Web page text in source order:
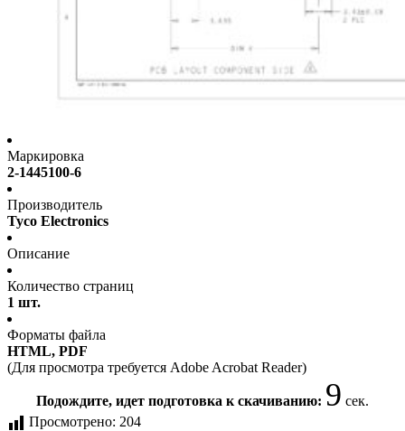
Маркировка
2-1445100-6
Производитель
Tyco Electronics
Описание
Количество страниц
1 шт.
Форматы файла
HTML, PDF
(Для просмотра требуется Adobe Acrobat Reader)
Подождите, идет подготовка к скачиванию: 9 сек.
Просмотрено: 204